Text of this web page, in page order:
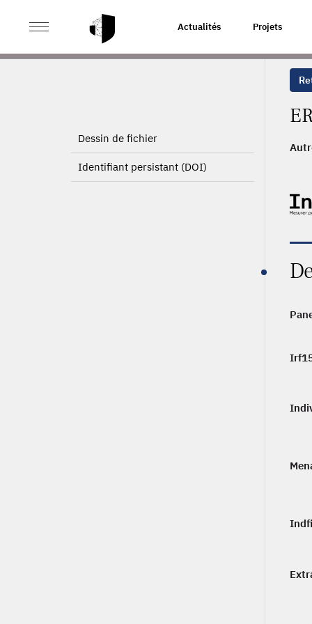
Actualités Projets
ACCUEIL PAGE PRODUIT
Dessin de fichier
Identifiant persistant (DOI)